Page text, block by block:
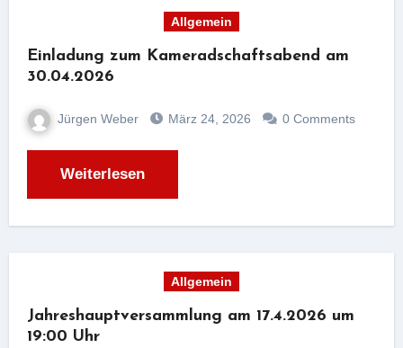
Allgemein
Einladung zum Kameradschaftsabend am
30.04.2026
Jürgen Weber März 24, 2026 0 Comments
Weiterlesen
Allgemein
Jahreshauptversammlung am 17.4.2026 um
19:00 Uhr